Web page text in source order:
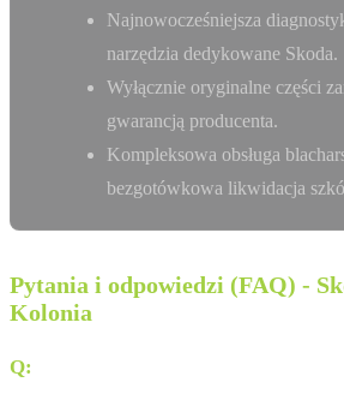
Najnowocześniejsza
narzędzia dedykowane Skoda.
Wyłącznie oryginalne części
gwarancją producenta.
Kompleksowa obsługa
bezgotówkowa likwidacja
Pytania i odpowiedzi (FAQ) -
Kolonia
Q: